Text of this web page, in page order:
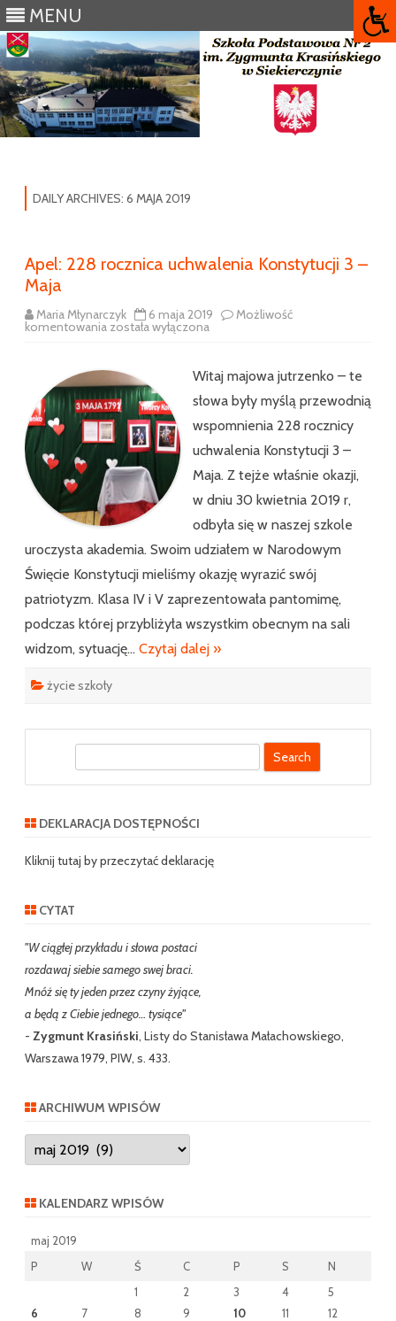
MENU
DAILY ARCHIVES: 6 MAJA 2019
Apel: 228 rocznica uchwalenia Konstytucji 3 –
Maja
Maria Młynarczyk 6 maja 2019 Możliwość
komentowania Apel:
Konstytucji
3
–
Maja
została wyłączona
Witaj majowa jutrzenko – te
słowa były myślą przewodnią
wspomnienia 228 rocznicy
uchwalenia Konstytucji 3 –
Maja. Z tejże właśnie okazji,
w dniu 30 kwietnia 2019 r,
odbyła się w naszej szkole
uroczysta akademia. Swoim udziałem w Narodowym
Święcie Konstytucji mieliśmy okazję wyrazić swój
patriotyzm. Klasa IV i V zaprezentowała pantomimę,
podczas której przybliżyła wszystkim obecnym na sali
widzom, sytuację… Czytaj dalej »
życie szkoły
r
h
DEKLARACJA DOSTĘPNOŚCI
Kliknij tutaj by przeczytać deklarację
CYTAT
"W ciągłej przykładu i słowa postaci
rozdawaj siebie samego swej braci.
Mnóż się ty jeden przez czyny żyjące,
a będą z Ciebie jednego… tysiące"
- Zygmunt Krasiński, Listy do Stanisława Małachowskiego,
Warszawa 1979, PIW, s. 433.
ARCHIWUM WPISÓW
Archiwum
wpisów
KALENDARZ WPISÓW
maj 2019
P
W Ś C P S
N
1
2 3 4
5
6
7 8 9 10 11
12